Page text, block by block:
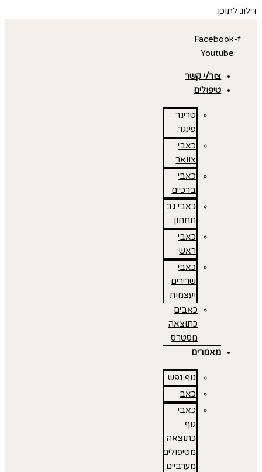
דילוג לתוכן
Facebook-f
Youtube
צור/י קשר
טיפולים
טריגר
פינגר
כאבי
צוואר
כאבי
ברכיים
כאבי גב
תחתון
כאבי
ראש
כאבי
שרירים
ועצמות
כאבים
כתוצאה
מסטרס
מאמרים
גוף נפש
כאב
כאבי
גוף
כתוצאה
מטיפולים
מערביים